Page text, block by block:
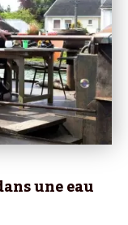
une eau